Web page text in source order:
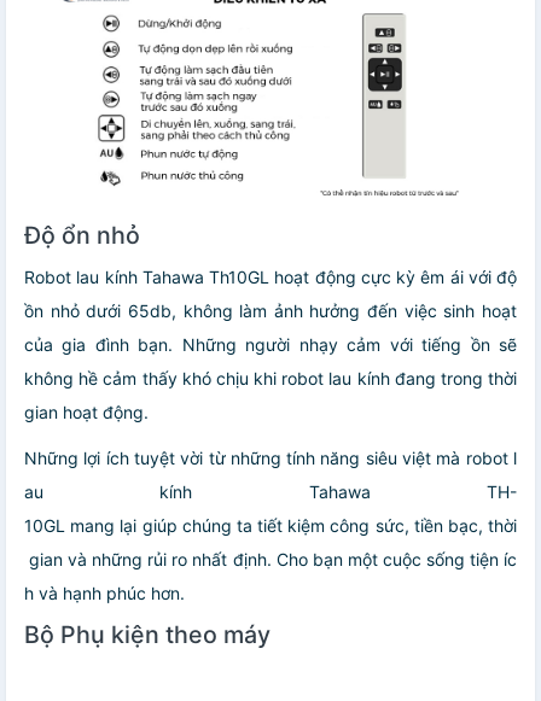
Độ ổn nhỏ
Robot lau kính Tahawa Th10GL hoạt động cực kỳ êm ái với độ
ồn nhỏ dưới 65db, không làm ảnh hưởng đến việc sinh hoạt
của gia đình bạn. Những người nhạy cảm với tiếng ồn sẽ
không hề cảm thấy khó chịu khi robot lau kính đang trong thời
gian hoạt động.
Những lợi ích tuyệt vời từ những tính năng siêu việt mà robot l
au kính Tahawa TH-
10GL mang lại giúp chúng ta tiết kiệm công sức, tiền bạc, thời
gian và những rủi ro nhất định. Cho bạn một cuộc sống tiện íc
h và hạnh phúc hơn.
Bộ Phụ kiện theo máy